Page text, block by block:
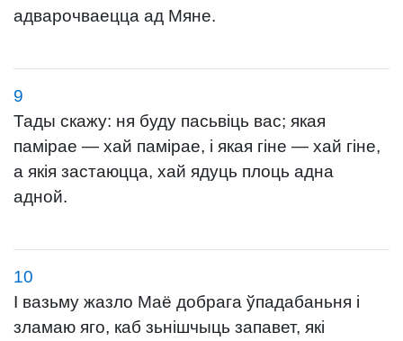
адварочваецца ад Мяне.
9
Тады скажу: ня буду пасьвіць вас; якая
памірае — хай памірае, і якая гіне — хай гіне,
а якія застаюцца, хай ядуць плоць адна
адной.
10
І вазьму жазло Маё добрага ўпадабаньня і
зламаю яго, каб зьнішчыць запавет, які